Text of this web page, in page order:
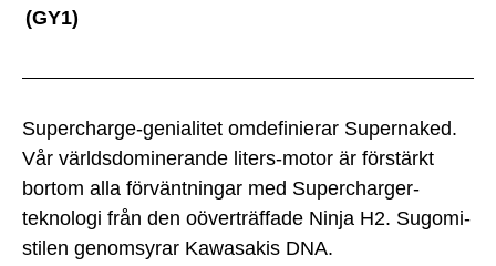
Supercharge-genialitet omdefinierar Supernaked.
Vår världsdominerande liters-motor är förstärkt
bortom alla förväntningar med Supercharger-
teknologi från den oöverträffade Ninja H2. Sugomi-
stilen genomsyrar Kawasakis DNA.
(GY1)